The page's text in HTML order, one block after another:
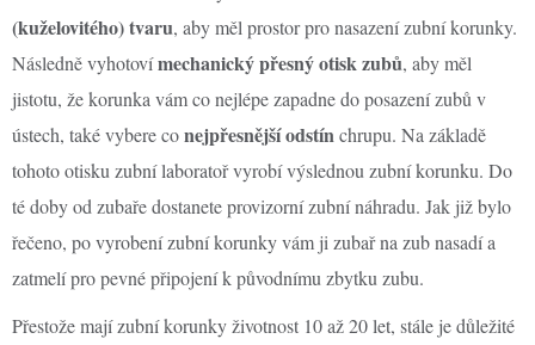
(kuželovitého) tvaru, aby měl prostor pro nasazení zubní korunky.
Následně vyhotovímechanický přesný otisk zubů, aby měl
jistotu, že korunka vám co nejlépe zapadne do posazení zubů v
ústech, také vybere conejpřesnější odstín chrupu. Na základě
tohoto otisku zubní laboratoř vyrobí výslednou zubní korunku. Do
té doby od zubaře dostanete provizorní zubní náhradu. Jak již bylo
řečeno, po vyrobení zubní korunky vám ji zubař na zub nasadí a
zatmelí pro pevné připojení k původnímu zbytku zubu.
Přestože mají zubní korunky životnost 10 až 20 let, stále je důležité